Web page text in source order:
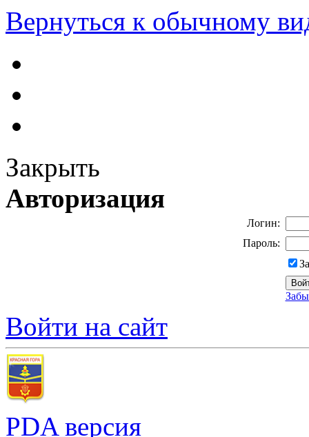
Вернуться к обычному
Закрыть
Авторизация
Логин:
Пароль:
Войти на сайт
PDA версия